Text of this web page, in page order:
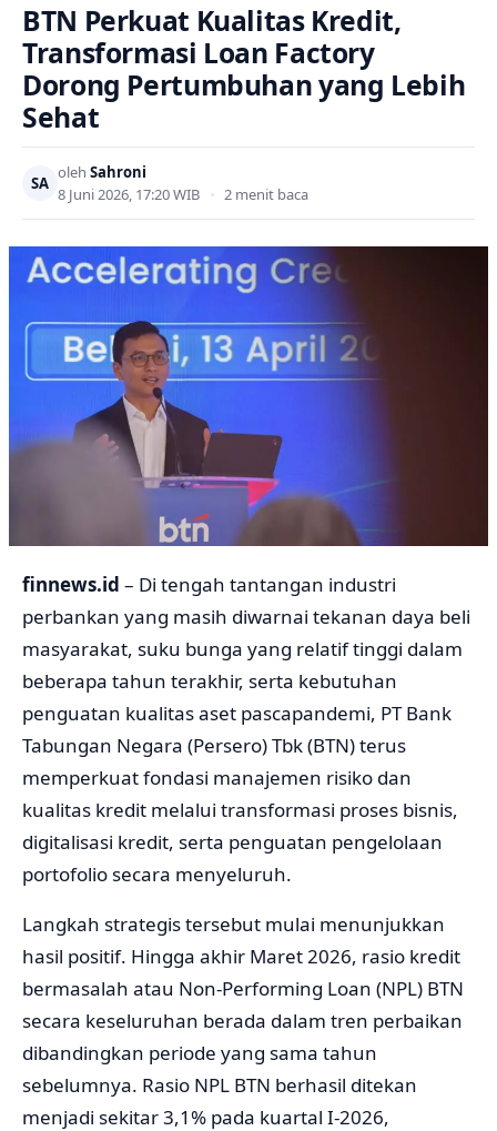
BTN Perkuat Kualitas Kredit,
Transformasi Loan Factory
Dorong Pertumbuhan yang Lebih
Sehat
SA
oleh Sahroni
8 Juni 2026, 17:20 WIB • 2 menit baca
finnews.id – Di tengah tantangan industri
perbankan yang masih diwarnai tekanan daya beli
masyarakat, suku bunga yang relatif tinggi dalam
beberapa tahun terakhir, serta kebutuhan
penguatan kualitas aset pascapandemi, PT Bank
Tabungan Negara (Persero) Tbk (BTN) terus
memperkuat fondasi manajemen risiko dan
kualitas kredit melalui transformasi proses bisnis,
digitalisasi kredit, serta penguatan pengelolaan
portofolio secara menyeluruh.
Langkah strategis tersebut mulai menunjukkan
hasil positif. Hingga akhir Maret 2026, rasio kredit
bermasalah atau Non-Performing Loan (NPL) BTN
secara keseluruhan berada dalam tren perbaikan
dibandingkan periode yang sama tahun
sebelumnya. Rasio NPL BTN berhasil ditekan
menjadi sekitar 3,1% pada kuartal I-2026,